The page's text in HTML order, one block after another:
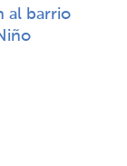
al barrio